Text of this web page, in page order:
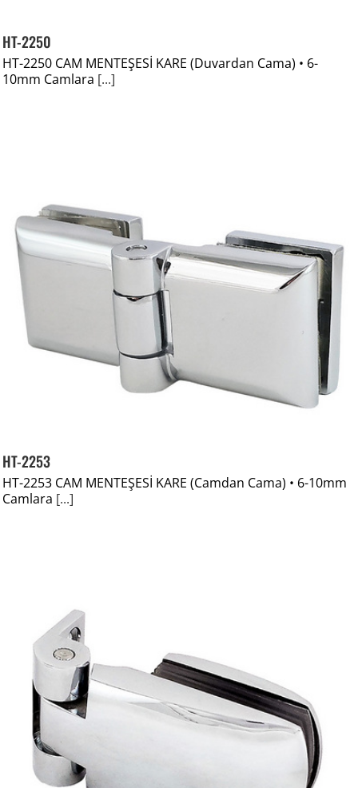
HT-2250
HT-2250 CAM MENTEŞESİ KARE (Duvardan Cama) • 6-
10mm Camlara [...]
HT-2253
HT-2253 CAM MENTEŞESİ KARE (Camdan Cama) • 6-10mm
Camlara [...]